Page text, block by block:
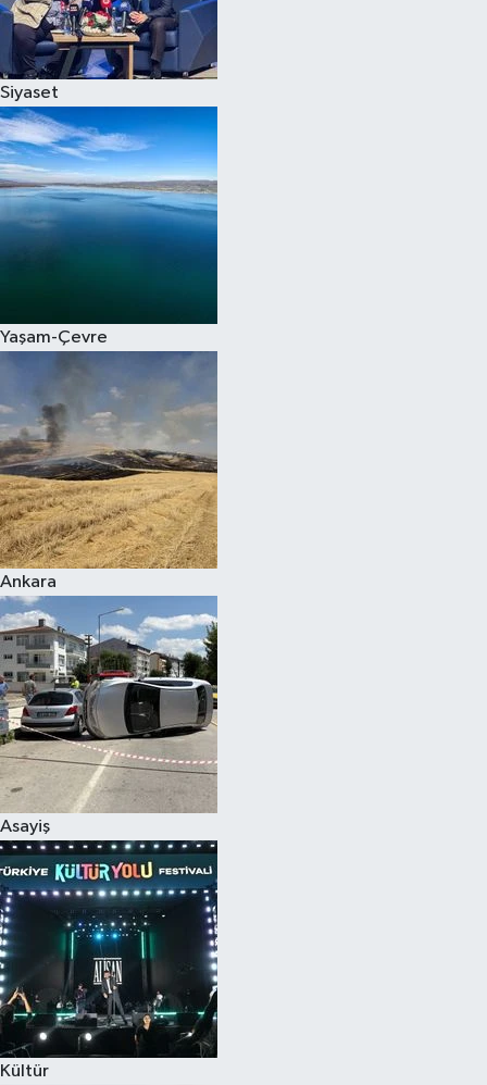
Siyaset
Yaşam-Çevre
Ankara
Asayiş
Kültür
Spor
Çocuk
Eğitim
Kim kimdir?
Kültür Sanat
Sağlık
Siyaset
Teknoloji
Televizyon
Yaşam-Çevre